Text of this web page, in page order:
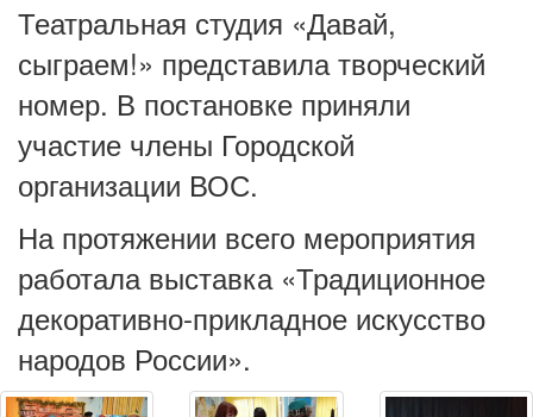
Театральная студия «Давай,
сыграем!» представила творческий
номер. В постановке приняли
участие члены Городской
организации ВОС.
На протяжении всего мероприятия
работала выставка «Традиционное
декоративно-прикладное искусство
народов России».